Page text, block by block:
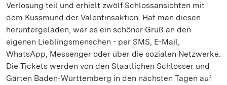
Verlosung teil und erhielt zwölf Schlossansichten mit
dem Kussmund der Valentinsaktion. Hat man diesen
heruntergeladen, war es ein schöner Gruß an den
eigenen Lieblingsmenschen - per SMS, E-Mail,
WhatsApp, Messenger oder über die sozialen Netzwerke.
Die Tickets werden von den Staatlichen Schlösser und
Gärten Baden-Württemberg in den nächsten Tagen auf